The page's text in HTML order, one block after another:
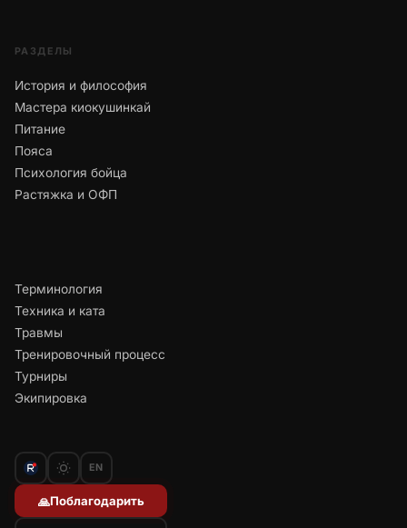
РАЗДЕЛЫ
История и философия
Мастера киокушинкай
Питание
Пояса
Психология бойца
Растяжка и ОФП
Терминология
Техника и ката
Травмы
Тренировочный процесс
Турниры
Экипировка
EN
🙏Поблагодарить